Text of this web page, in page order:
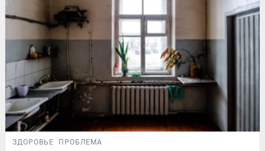
ЗДОРОВЬЕ ПРОБЛЕМА